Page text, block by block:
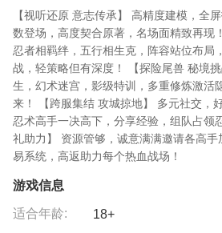
【视听还原 意志传承】 高精度建模，全
数登场，高度契合原著，名场面精致再现
忍者相羁绊，五行相生克，阵容站位布局
战，轻策略但有深度！ 【探险尾兽 秘境
生，幻术迷宫，影级特训，多重修炼激活
来！ 【跨服集结 攻城掠地】 多元社交，
忍术高手一决高下，分享经验，组队占领
礼助力】 资源管够，诚意满满邀请各高
易系统，高返助力每个热血战场！
游戏信息
适合年龄: 18+